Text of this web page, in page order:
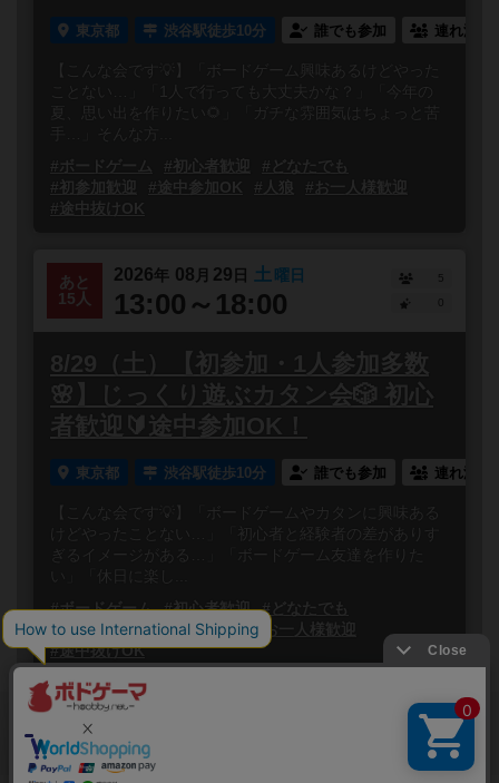
東京都 渋谷駅徒歩10分 誰でも参加 連れ添い
【こんな会です💡】「ボードゲーム興味あるけどやった
ことない…」「1人で行っても大丈夫かな？」「今年の
手…」そんな方...
#ボードゲーム
#初心者歓迎
#どなたでも
#初参加歓迎
#途中参加OK #人狼
#お一人様歓迎
#途中抜けOK
あと
15人
2026年 08 月 29 日 土 曜日
13:00～18:00
5
8/29（土）【初参加・1人参加多数
🌸】じっくり遊ぶカタン会🎲 初心
者歓迎🔰途中参加OK！
東京都 渋谷駅徒歩10分 誰でも参加 連れ添い
【こんな会です💡】「ボードゲームやカタンに興味ある
けどやったことない…」「初心者と経験者の差がありす
ぎるイメージがある…」「ボードゲーム友達を作りた
い」「休日に楽し...
#ボードゲーム
#初心者歓迎
#どなたでも
#初参加歓迎
#途中参加OK
#お一人様歓迎
#途中抜けOK
閉じる
ボードゲームのプレイ履歴を記録し
自分のデータを管理しませんか？